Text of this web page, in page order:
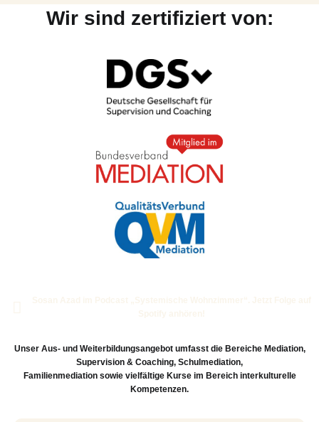
Wir sind zertifiziert von:
Unser Aus- und Weiterbildungsangebot umfasst die Bereiche Mediation,
Supervision & Coaching, Schulmediation,
Familienmediation sowie vielfältige Kurse im Bereich interkulturelle
Kompetenzen.